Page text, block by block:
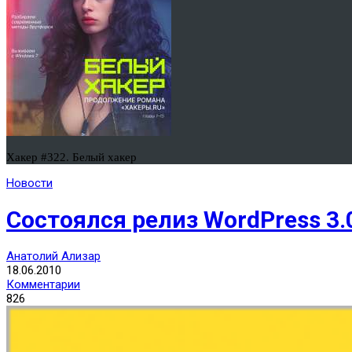
Хакер #322. Белый хакер
Новости
Состоялся релиз WordPress
Анатолий Ализар
18.06.2010
Комментарии
826